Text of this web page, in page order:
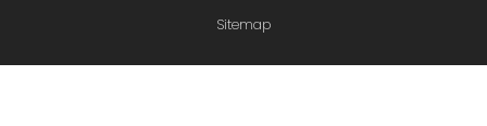
Sitemap